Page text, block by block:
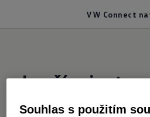
VW Connect
Lepší
cestách
Souhlas s použitím